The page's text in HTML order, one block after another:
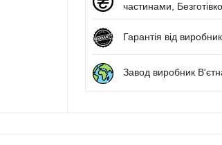
частинами,
Гарантія від
Завод виробник